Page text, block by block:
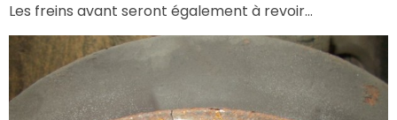
Les freins avant seront également à revoir…